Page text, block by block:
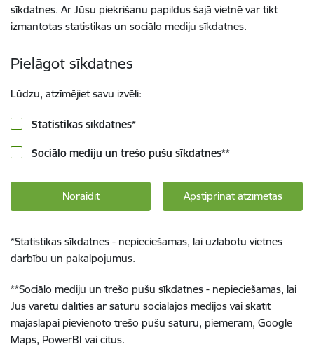
sīkdatnes. Ar Jūsu piekrišanu papildus šajā vietnē var tikt
izmantotas statistikas un sociālo mediju sīkdatnes.
Pielāgot sīkdatnes
Lūdzu, atzīmējiet savu izvēli:
Statistikas sīkdatnes*
Sociālo mediju un trešo pušu sīkdatnes**
Noraidīt Apstiprināt atzīmētās
*Statistikas sīkdatnes - nepieciešamas, lai uzlabotu vietnes
darbību un pakalpojumus.
**Sociālo mediju un trešo pušu sīkdatnes - nepieciešamas, lai
Jūs varētu dalīties ar saturu sociālajos medijos vai skatīt
mājaslapai pievienoto trešo pušu saturu, piemēram, Google
Maps, PowerBI vai citus.